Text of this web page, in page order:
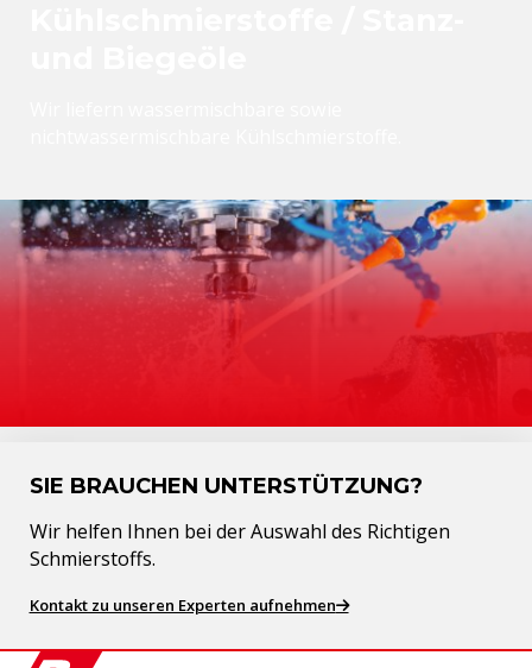
SIE BRAUCHEN UNTERSTÜTZUNG?
Wir helfen Ihnen bei der Auswahl des Richtigen
Schmierstoffs.
Kontakt zu unseren Experten aufnehmen